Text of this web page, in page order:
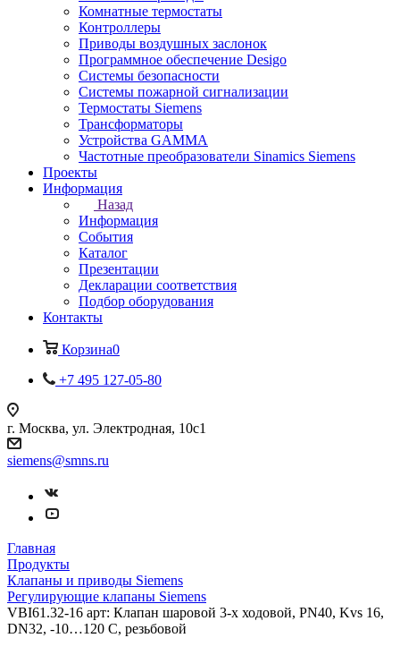
Комнатные термостаты
Контроллеры
Приводы воздушных заслонок
Программное обеспечение Desigo
Системы безопасности
Системы пожарной сигнализации
Термостаты Siemens
Трансформаторы
Устройства GAMMA
Частотные преобразователи Sinamics Siemens
Проекты
Информация
Назад
Информация
События
Каталог
Презентации
Декларации соответствия
Подбор оборудования
Контакты
Корзина0
+7 495 127-05-80
г. Москва, ул. Электродная, 10с1
siemens@smns.ru
Главная
Продукты
Клапаны и приводы Siemens
Регулирующие клапаны Siemens
VBI61.32-16 арт: Клапан шаровой 3-х ходовой, PN40, Kvs 16,
DN32, -10…120 C, резьбовой